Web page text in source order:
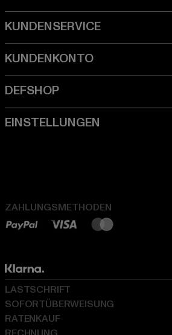
ZAHLUNGSMETHODEN
LASTSCHRIFT
SOFORTÜBERWEISUNG
RATENKAUF